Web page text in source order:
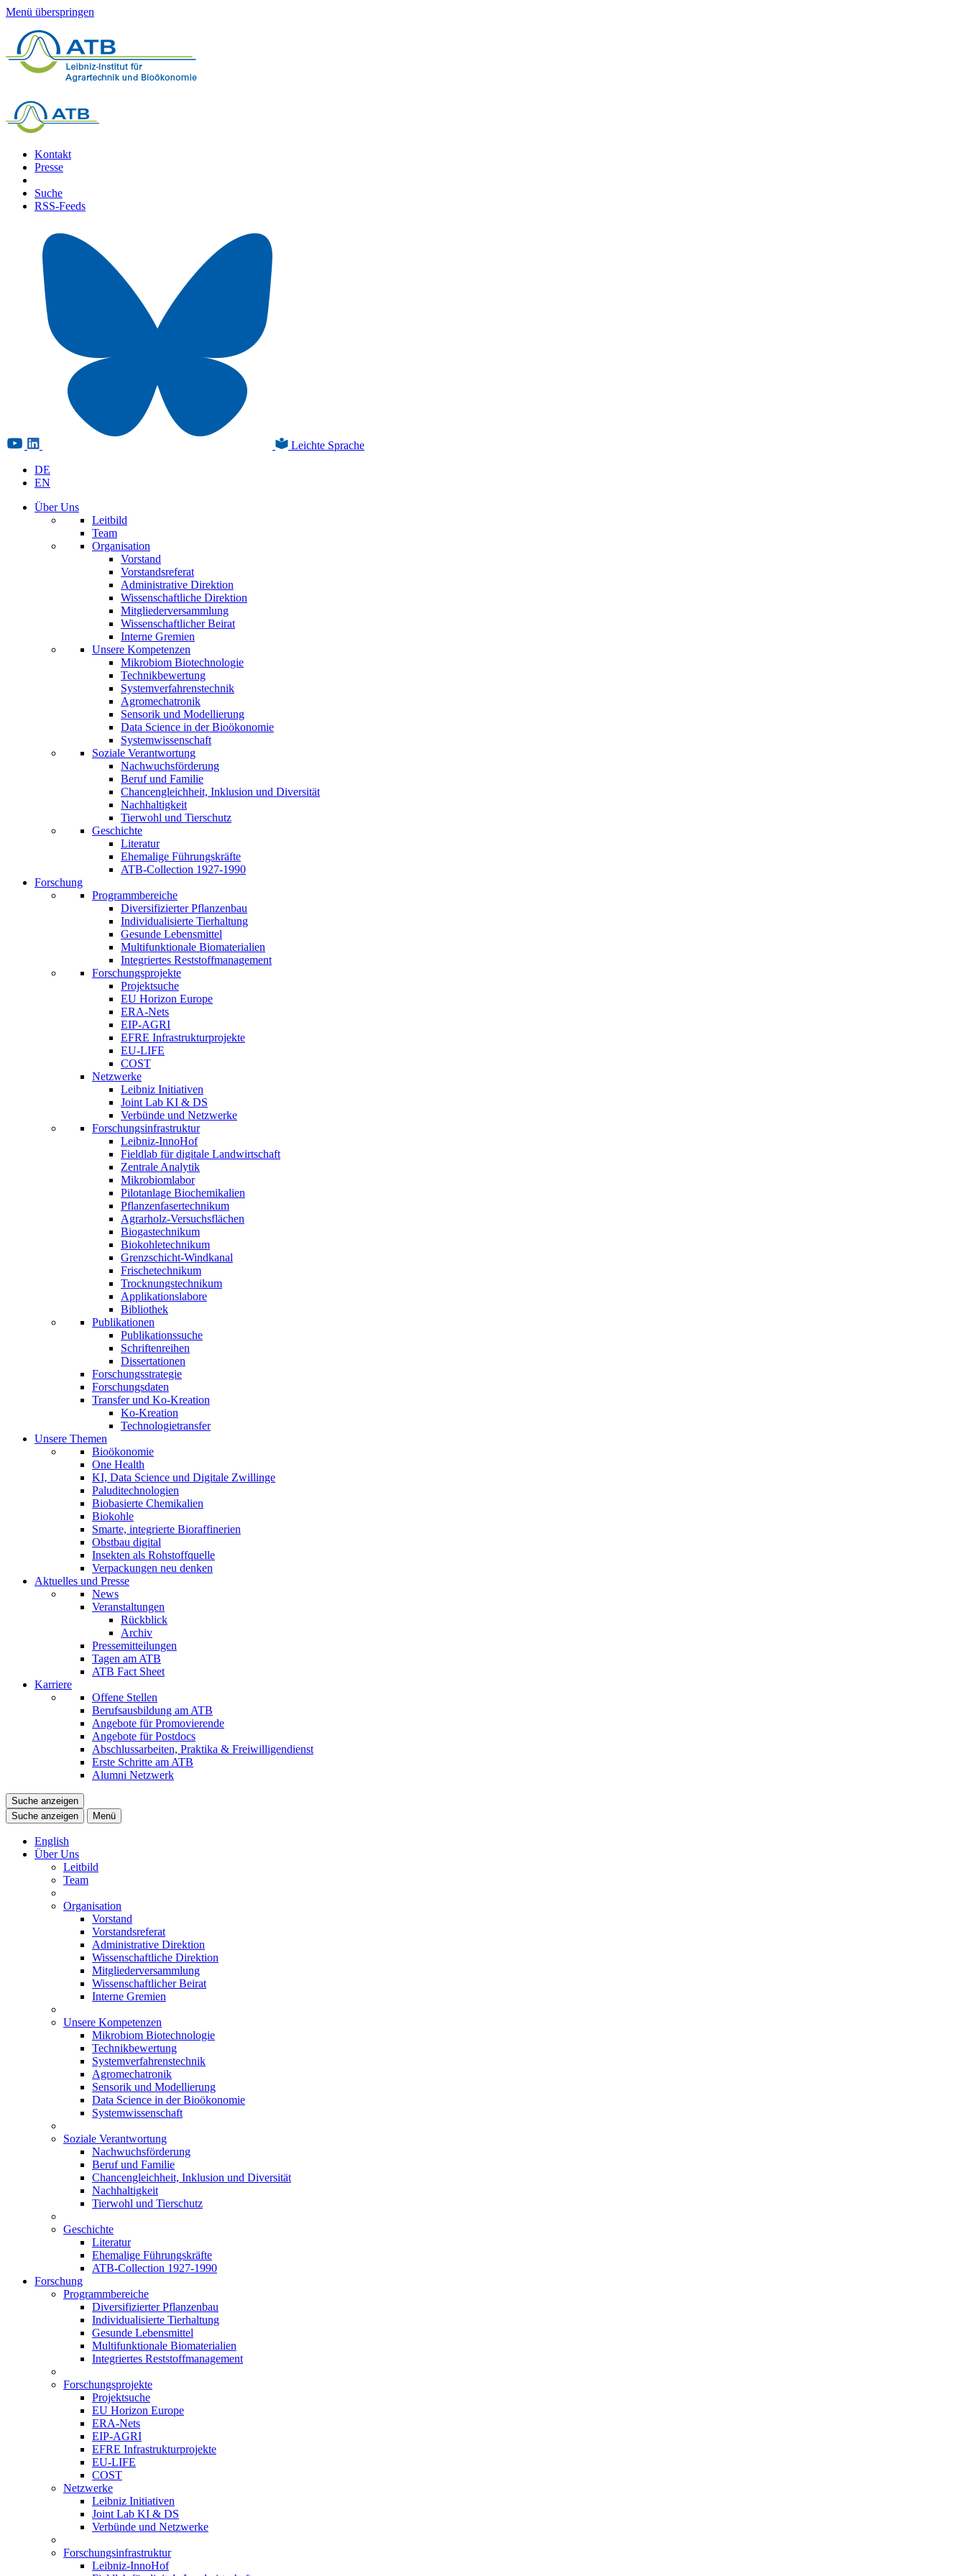
Menü überspringen
Kontakt
Presse
Suche
RSS-Feeds
Leichte Sprache
DE
EN
Über Uns
Leitbild
Team
Organisation
Vorstand
Vorstandsreferat
Administrative Direktion
Wissenschaftliche Direktion
Mitgliederversammlung
Wissenschaftlicher Beirat
Interne Gremien
Unsere Kompetenzen
Mikrobiom Biotechnologie
Technikbewertung
Systemverfahrenstechnik
Agromechatronik
Sensorik und Modellierung
Data Science in der Bioökonomie
Systemwissenschaft
Soziale Verantwortung
Nachwuchsförderung
Beruf und Familie
Chancengleichheit, Inklusion und Diversität
Nachhaltigkeit
Tierwohl und Tierschutz
Geschichte
Literatur
Ehemalige Führungskräfte
ATB-Collection 1927-1990
Forschung
Programmbereiche
Diversifizierter Pflanzenbau
Individualisierte Tierhaltung
Gesunde Lebensmittel
Multifunktionale Biomaterialien
Integriertes Reststoffmanagement
Forschungsprojekte
Projektsuche
EU Horizon Europe
ERA-Nets
EIP-AGRI
EFRE Infrastrukturprojekte
EU-LIFE
COST
Netzwerke
Leibniz Initiativen
Joint Lab KI & DS
Verbünde und Netzwerke
Forschungsinfrastruktur
Leibniz-InnoHof
Fieldlab für digitale Landwirtschaft
Zentrale Analytik
Mikrobiomlabor
Pilotanlage Biochemikalien
Pflanzenfasertechnikum
Agrarholz-Versuchsflächen
Biogastechnikum
Biokohletechnikum
Grenzschicht-Windkanal
Frischetechnikum
Trocknungstechnikum
Applikationslabore
Bibliothek
Publikationen
Publikationssuche
Schriftenreihen
Dissertationen
Forschungsstrategie
Forschungsdaten
Transfer und Ko-Kreation
Ko-Kreation
Technologietransfer
Unsere Themen
Bioökonomie
One Health
KI, Data Science und Digitale Zwillinge
Paluditechnologien
Biobasierte Chemikalien
Biokohle
Smarte, integrierte Bioraffinerien
Obstbau digital
Insekten als Rohstoffquelle
Verpackungen neu denken
Aktuelles und Presse
News
Veranstaltungen
Rückblick
Archiv
Pressemitteilungen
Tagen am ATB
ATB Fact Sheet
Karriere
Offene Stellen
Berufsausbildung am ATB
Angebote für Promovierende
Angebote für Postdocs
Abschlussarbeiten, Praktika & Freiwilligendienst
Erste Schritte am ATB
Alumni Netzwerk
Suche anzeigen
Suche anzeigen
Menü
English
Über Uns
Leitbild
Team
Organisation
Vorstand
Vorstandsreferat
Administrative Direktion
Wissenschaftliche Direktion
Mitgliederversammlung
Wissenschaftlicher Beirat
Interne Gremien
Unsere Kompetenzen
Mikrobiom Biotechnologie
Technikbewertung
Systemverfahrenstechnik
Agromechatronik
Sensorik und Modellierung
Data Science in der Bioökonomie
Systemwissenschaft
Soziale Verantwortung
Nachwuchsförderung
Beruf und Familie
Chancengleichheit, Inklusion und Diversität
Nachhaltigkeit
Tierwohl und Tierschutz
Geschichte
Literatur
Ehemalige Führungskräfte
ATB-Collection 1927-1990
Forschung
Programmbereiche
Diversifizierter Pflanzenbau
Individualisierte Tierhaltung
Gesunde Lebensmittel
Multifunktionale Biomaterialien
Integriertes Reststoffmanagement
Forschungsprojekte
Projektsuche
EU Horizon Europe
ERA-Nets
EIP-AGRI
EFRE Infrastrukturprojekte
EU-LIFE
COST
Netzwerke
Leibniz Initiativen
Joint Lab KI & DS
Verbünde und Netzwerke
Forschungsinfrastruktur
Leibniz-InnoHof